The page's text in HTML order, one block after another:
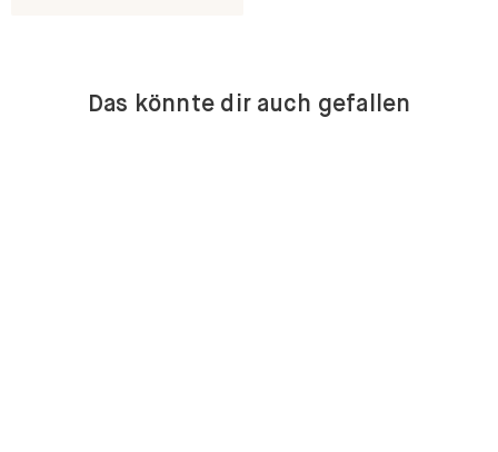
Das könnte dir auch gefallen